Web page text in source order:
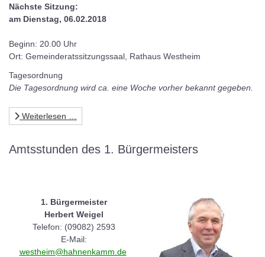
Nächste Sitzung:
am Dienstag, 06.02.2018
Beginn: 20.00 Uhr
Ort: Gemeinderatssitzungssaal, Rathaus Westheim
Tagesordnung
Die Tagesordnung wird ca. eine Woche vorher bekannt gegeben.
Weiterlesen …
Amtsstunden des 1. Bürgermeisters
1. Bürgermeister
Herbert Weigel
Telefon: (09082) 2593
E-Mail:
westheim@hahnenkamm.de